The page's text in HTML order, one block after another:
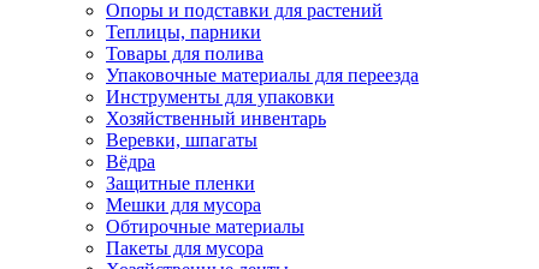
Опоры и подставки для растений
Теплицы, парники
Товары для полива
Упаковочные материалы для переезда
Инструменты для упаковки
Хозяйственный инвентарь
Веревки, шпагаты
Вёдра
Защитные пленки
Мешки для мусора
Обтирочные материалы
Пакеты для мусора